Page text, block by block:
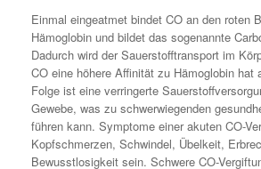
Einmal eingeatmet bindet CO an den roten
Hämoglobin und bildet das sogenannte
Dadurch wird der Sauerstofftransport im
CO eine höhere Affinität zu Hämoglobin hat
Folge ist eine verringerte
Gewebe, was zu schwerwiegenden
führen kann. Symptome einer akuten CO-
Kopfschmerzen, Schwindel, Übelkeit,
Bewusstlosigkeit sein. Schwere CO-